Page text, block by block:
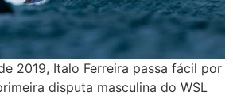
2019, Italo Ferreira passa fácil por
disputa masculina do WSL